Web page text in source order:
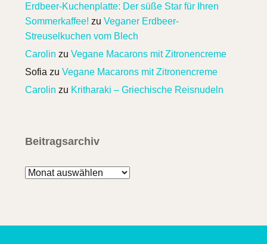
Erdbeer-Kuchenplatte: Der süße Star für Ihren
Sommerkaffee! zu Veganer Erdbeer-
Streuselkuchen vom Blech
Carolin zu Vegane Macarons mit Zitronencreme
Sofia zu Vegane Macarons mit Zitronencreme
Carolin zu Kritharaki – Griechische Reisnudeln
Beitragsarchiv
Beitragsarchiv